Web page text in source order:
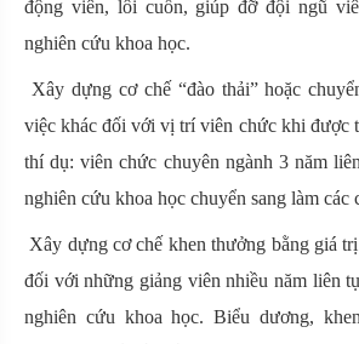
động viên, lôi cuốn, giúp đỡ đội ngũ
nghiên cứu khoa học.
Xây dựng cơ chế “đào thải” hoặc
việc khác đối với vị trí viên chức khi được
thí dụ: viên chức chuyên ngành 3 năm
nghiên cứu khoa học chuyển sang làm các
Xây dựng cơ chế khen thưởng bằng giá
đối với những giảng viên nhiều năm liên
nghiên cứu khoa học. Biểu dương,